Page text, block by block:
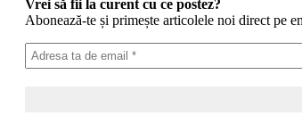
Vrei să fii la curent cu ce postez?
Abonează-te și primește articolele noi direct pe